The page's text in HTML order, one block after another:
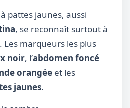
pattes jaunes, aussi
, se reconnaît surtout à
Les marqueurs les plus
noir, l’abdomen foncé
orangée et les
jaunes.